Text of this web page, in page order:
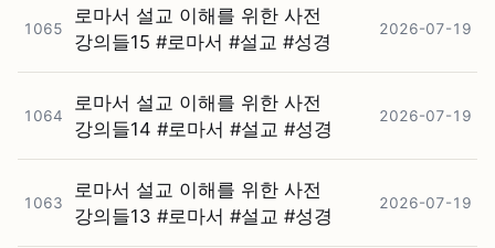
1065
로마서 설교 이해를 위한 사전
강의들15 #⁠로마서 #⁠설교 #⁠성경
2026-07-19
1064
로마서 설교 이해를 위한 사전
강의들14 #⁠로마서 #⁠설교 #⁠성경
2026-07-19
1063
로마서 설교 이해를 위한 사전
강의들13 #⁠로마서 #⁠설교 #⁠성경
2026-07-19